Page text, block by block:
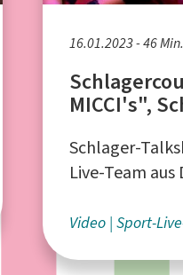
16.01.2023 - 46 Min.
MICCI's",
Hannover
Schlager-
Live-Team
Video Sport-